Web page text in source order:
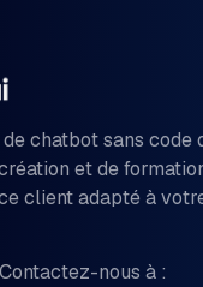
chatbot sans code
et de
client adapté à
nous à :